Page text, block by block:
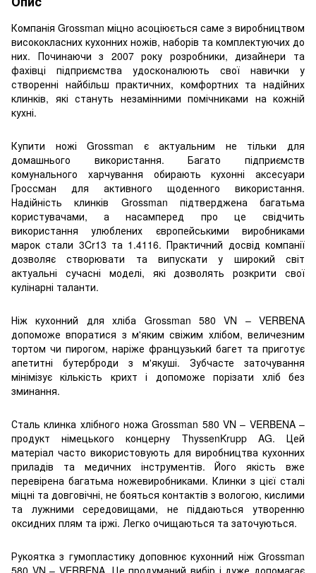
Компанія Grossman міцно асоціюється саме з виробництвом
висококласних кухонних ножів, наборів та комплектуючих до
них. Починаючи з 2007 року розробники, дизайнери та
фахівці підприємства удосконалюють свої навички у
створенні найбільш практичних, комфортних та надійних
клинків, які стануть незамінними помічниками на кожній
кухні.
Купити ножі Grossman є актуальним не тільки для
домашнього використання. Багато підприємств
комунального харчування обирають кухонні аксесуари
Гроссман для активного щоденного використання.
Надійність клинків Grossman підтверджена багатьма
користувачами, а насамперед про це свідчить
використання улюблених європейськими виробниками
марок стали 3Cr13 та 1.4116. Практичний досвід компанії
дозволяє створювати та випускати у широкий світ
актуальні сучасні моделі, які дозволять розкрити свої
кулінарні таланти.
Ніж кухонний для хліба Grossman 580 VN – VERBENA
допоможе впоратися з м'яким свіжим хлібом, величезним
тортом чи пирогом, наріже французький багет та приготує
апетитні бутерброди з м'якуші. Зубчасте заточування
мінімізує кількість крихт і допоможе порізати хліб без
зминання.
Сталь клинка хлібного ножа Grossman 580 VN – VERBENA –
продукт німецького концерну ThyssenKrupp AG. Цей
матеріал часто використовують для виробництва кухонних
приладів та медичних інструментів. Його якість вже
перевірена багатьма ножевиробниками. Клинки з цієї сталі
міцні та довговічні, не бояться контактів з вологою, кислими
та лужними середовищами, не піддаються утворенню
оксидних плям та іржі. Легко очищаються та заточуються.
Рукоятка з гумопластику доповнює кухонний ніж Grossman
580 VN – VERBENA. Це продуманий вибір і дуже допомагає